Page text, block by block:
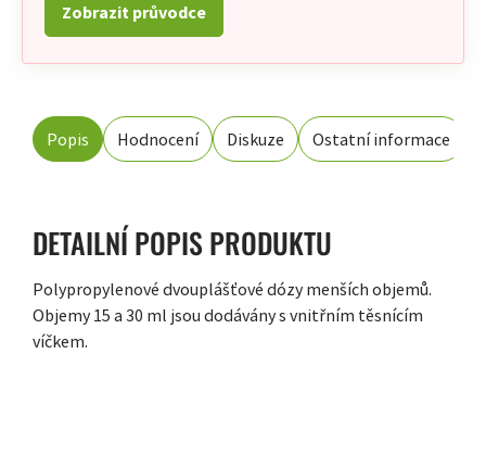
Zobrazit průvodce
Popis Hodnocení Diskuze Ostatní informace
DETAILNÍ POPIS PRODUKTU
Polypropylenové dvouplášťové dózy menších objemů.
Objemy 15 a 30 ml jsou dodávány s vnitřním těsnícím
víčkem.